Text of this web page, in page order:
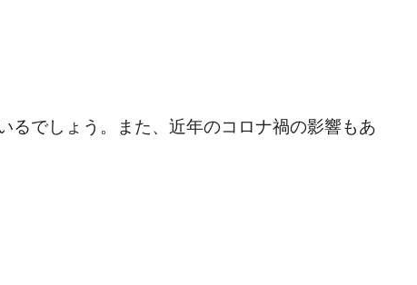
るでしょう。また、近年のコロナ禍の影響もあ